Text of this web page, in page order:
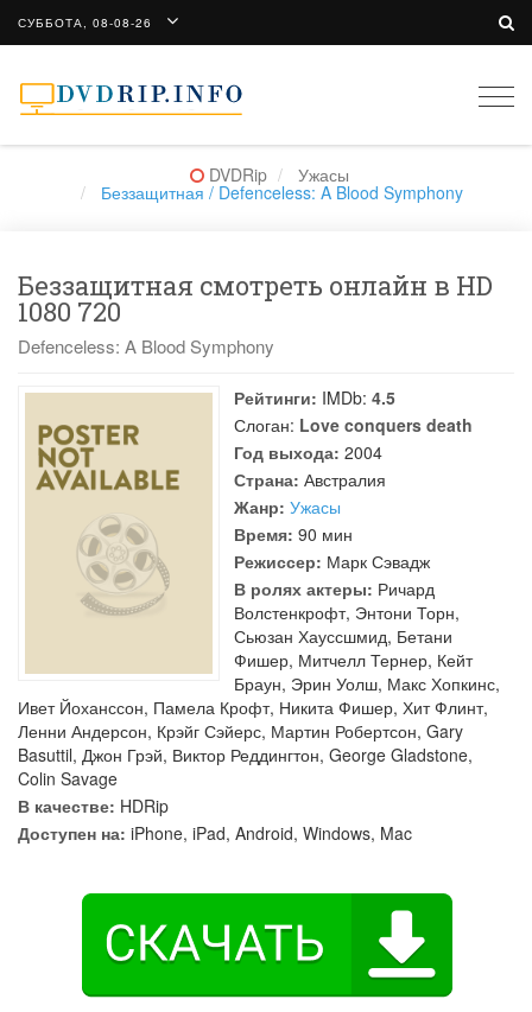
СУББОТА, 08-08-26
DVDRip Ужасы
Беззащитная / Defenceless: A Blood Symphony
Беззащитная смотреть онлайн в HD
1080 720
Defenceless: A Blood Symphony
Рейтинги: IMDb: 4.5
Слоган: Love conquers death
Год выхода: 2004
Страна: Австралия
Жанр: Ужасы
Время: 90 мин
Режиссер: Марк Сэвадж
В ролях актеры: Ричард
Волстенкрофт, Энтони Торн,
Сьюзан Хауссшмид, Бетани
Фишер, Митчелл Тернер, Кейт
Браун, Эрин Уолш, Макс Хопкинс,
Ивет Йоханссон, Памела Крофт, Никита Фишер, Хит Флинт,
Ленни Андерсон, Крэйг Сэйерс, Мартин Робертсон, Gary
Basuttil, Джон Грэй, Виктор Реддингтон, George Gladstone,
Colin Savage
В качестве: HDRip
Доступен на: iPhone, iPad, Android, Windows, Mac